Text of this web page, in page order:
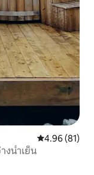
คะแนนเฉลี่ย
4.96 (81)
งน้ำเย็น